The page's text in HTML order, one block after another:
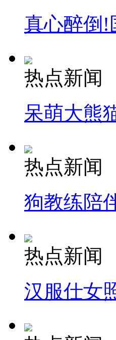
真心醉倒!
热点新闻
呆萌大熊
热点新闻
狗教练陪
热点新闻
汉服仕女